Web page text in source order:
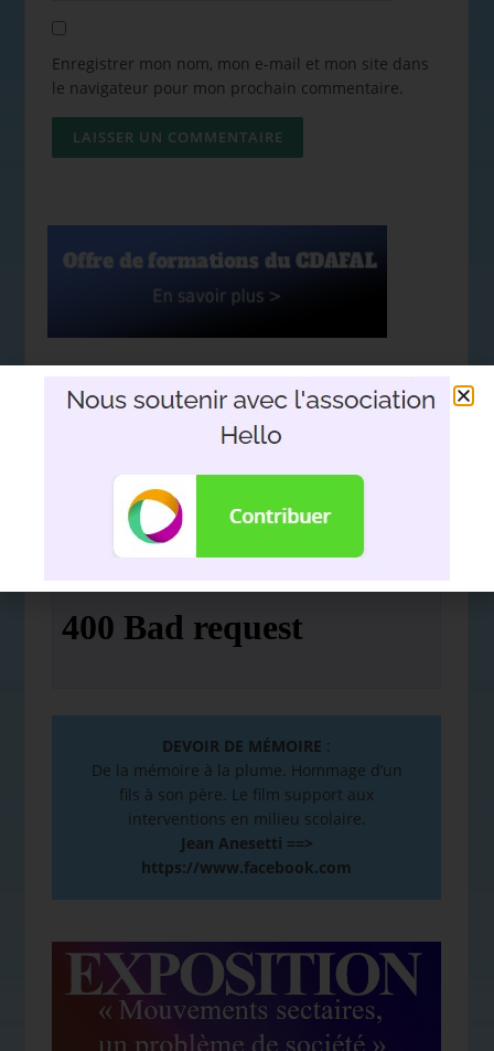
Enregistrer mon nom, mon e-mail et mon site dans
le navigateur pour mon prochain commentaire.
Nous soutenir avec l'association
DEVOIR DE MÉMOIRE :
De la mémoire à la plume. Hommage d’un
fils à son père. Le film support aux
interventions en milieu scolaire.
Jean Anesetti ==>
https://www.facebook.com